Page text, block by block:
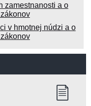
zamestnanosti a o
v hmotnej núdzi a o